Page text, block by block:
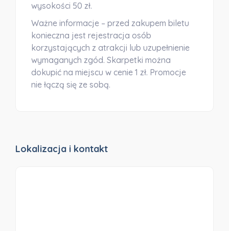
wysokości 50 zł.
Ważne informacje– przed zakupem biletu
konieczna jest rejestracja osób
korzystających z atrakcji lub uzupełnienie
wymaganych zgód. Skarpetki można
dokupić na miejscu w cenie 1 zł. Promocje
nie łączą się ze sobą.
Lokalizacja i kontakt